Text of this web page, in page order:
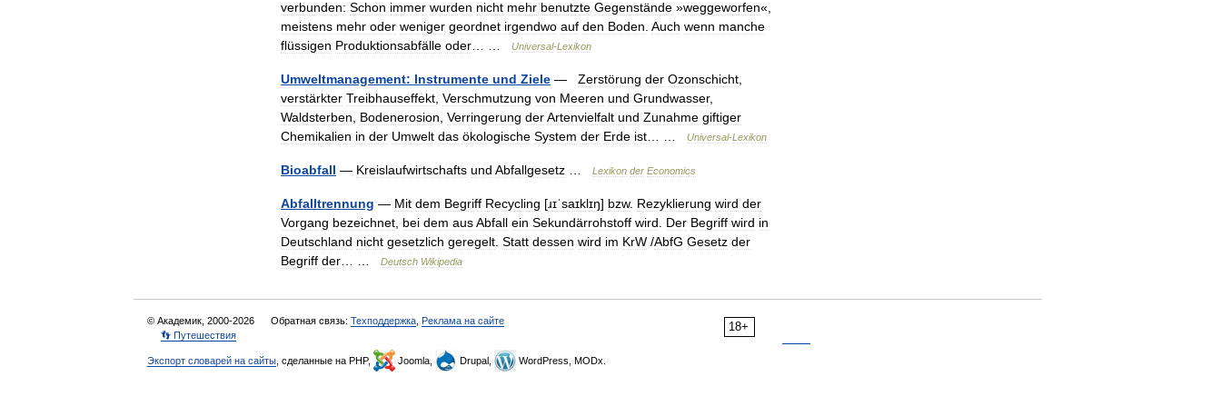
verbunden: Schon immer wurden nicht mehr benutzte Gegenstände »weggeworfen«,
meistens mehr oder weniger geordnet irgendwo auf den Boden Auch wenn manche
flüssigen Produktionsabfälle oder Universal-Lexikon
Umweltmanagement: Instrumente und Ziele — Zerstörung der Ozonschicht
verstärkter Treibhauseffekt Verschmutzung von Meeren und Grundwasser,
Waldsterben
Bodenerosion Verringerung derArtenvielfalt und Zunahme giftiger
Chemikalien in der Umwelt das ökologische System der Erde ist Universal-Lexikon
Bioabfall — Kreislaufwirtschafts und Abfallgesetz Lexikon der Economics
Abfalltrennung — Mit dem Begriff Recycling [ɹɪˈsaɪklɪŋ] bzw. Rezyklierung wird der
Vorgang bezeichnet bei dem ausAbfall ein Sekundärrohstoff wird Der Begriff wird in
Deutschland nicht gesetzlich geregelt Statt dessen wird im KrW /AbfG Gesetz der
Begriff der Deutsch Wikipedia
18+
© Академик, 2000-2026 Обратная связь: Техподдержка Реклама на сайте
👣 Путешествия
Экспорт словарей на сайты , сделанные на PHP, Joomla, Drupal, WordPress, MODx.